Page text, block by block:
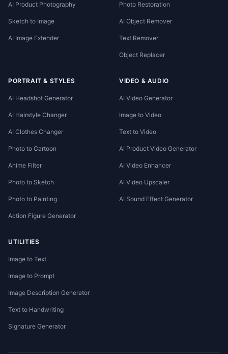
AI Product Photography
Sketch to Image
AI Image Extender
Photo Restoration
AI Object Remover
Text Remover
Object Replacer
PORTRAIT & STYLES
AI Headshot Generator
AI Hairstyle Changer
AI Clothes Changer
Photo to Cartoon
Anime Filter
Photo to Sketch
Photo to Painting
Action Figure Generator
VIDEO & AUDIO
AI Video Generator
Image to Video
Text to Video
AI Product Video Generator
AI Video Enhancer
AI Video Upscaler
AI Sound Effect Generator
UTILITIES
Image to Text
Image to Prompt
Image Description Generator
Text to Handwriting
Signature Generator